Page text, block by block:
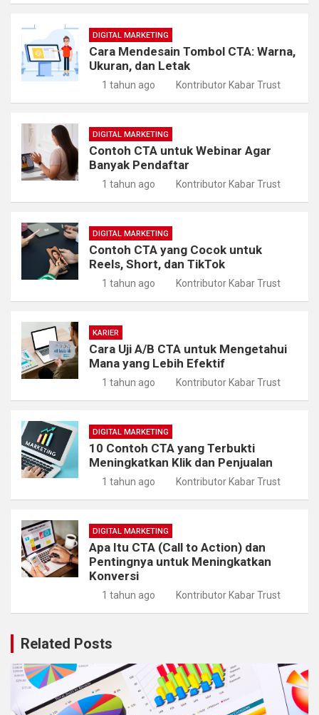
DIGITAL MARKETING
Cara Mendesain Tombol CTA: Warna,
Ukuran, dan Letak
1 tahun ago Kontributor Kabar Trust
DIGITAL MARKETING
Contoh CTA untuk Webinar Agar
Banyak Pendaftar
1 tahun ago Kontributor Kabar Trust
DIGITAL MARKETING
Contoh CTA yang Cocok untuk
Reels, Short, dan TikTok
1 tahun ago Kontributor Kabar Trust
KARIER
Cara Uji A/B CTA untuk Mengetahui
Mana yang Lebih Efektif
1 tahun ago Kontributor Kabar Trust
DIGITAL MARKETING
10 Contoh CTA yang Terbukti
Meningkatkan Klik dan Penjualan
1 tahun ago Kontributor Kabar Trust
DIGITAL MARKETING
Apa Itu CTA (Call to Action) dan
Pentingnya untuk Meningkatkan
Konversi
1 tahun ago Kontributor Kabar Trust
Related Posts